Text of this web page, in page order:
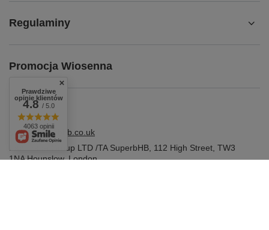
Regulaminy
Promocja Wiosenna
shop@superbhb.co.uk
Fab Trade Group LTD /TA SuperbHB 112 High Street TW3
1NAHounslow, London
Prawdziwe
opinie klientów
4.8/ 5.0
4063 opinii